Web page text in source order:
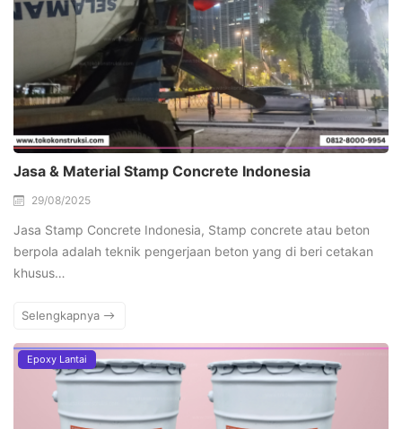
Jasa & Material Stamp Concrete Indonesia
29/08/2025
Jasa Stamp Concrete Indonesia, Stamp concrete atau beton
berpola adalah teknik pengerjaan beton yang di beri cetakan
khusus…
Selengkapnya
Epoxy Lantai